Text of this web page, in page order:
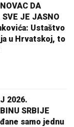
DA
SVE JE JASNO
Ustaštvo
u Hrvatskoj, to
2026.
SRBIJE
samo jednu